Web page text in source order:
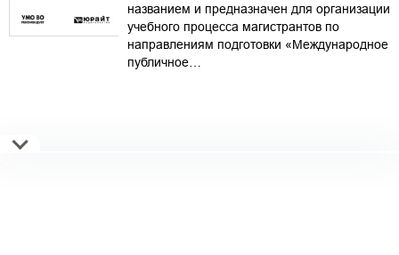
названием и предназначен для организации
учебного процесса магистрантов по
направлениям подготовки «Международное
публичное…